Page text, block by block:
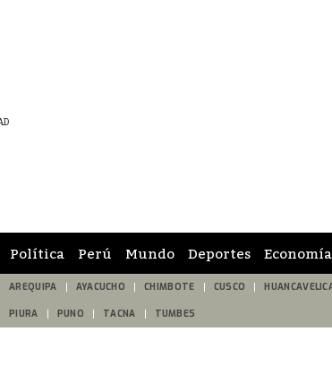
Política Perú Mundo Deportes Economía
AREQUIPA AYACUCHO CHIMBOTE CUSCO
PIURA PUNO TACNA TUMBES